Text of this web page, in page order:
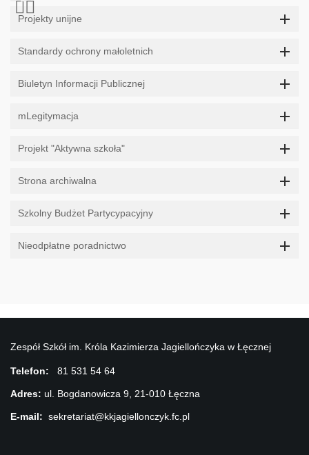
Projekty unijne
Standardy ochrony małoletnich
Biuletyn Informacji Publicznej
mLegitymacja
Projekt "Aktywna szkoła"
Strona archiwalna
Szkolny Budżet Partycypacyjny
Nieodpłatne poradnictwo
Zespół Szkół im. Króla Kazimierza Jagiellończyka w Łęcznej
Telefon: 81 531 54 64
Adres: ul. Bogdanowicza 9, 21-010 Łęczna
E-mail: sekretariat@kkjagiellonczyk.fc.pl